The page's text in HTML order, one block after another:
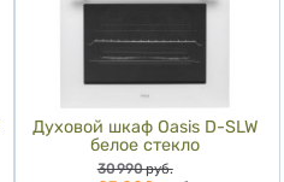
Духовой шкаф Oasis D-SLW
белое стекло
Цена
30 990 руб.